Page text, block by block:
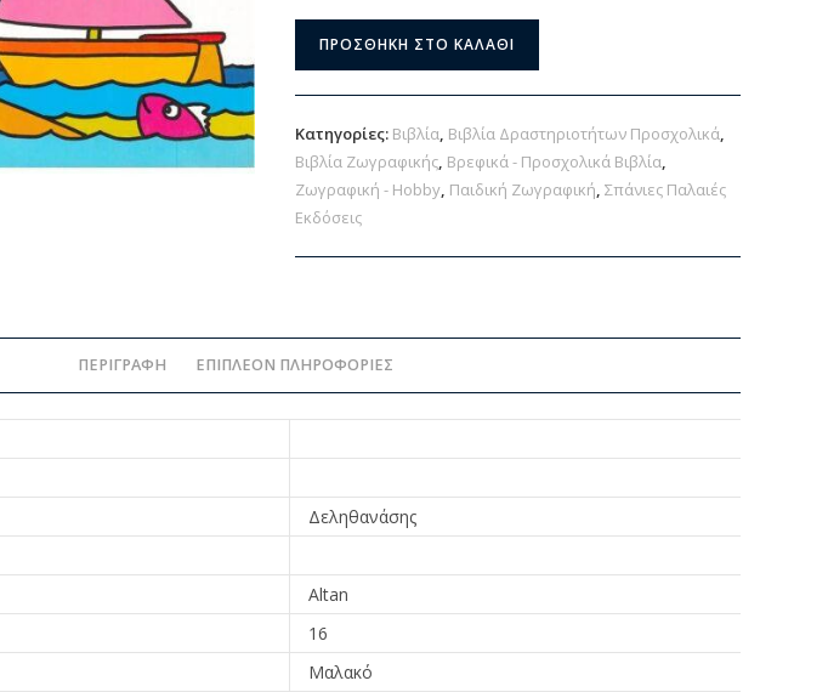
ΠΡΟΣΘΉΚΗ ΣΤΟ ΚΑΛΆΘΙ
Κατηγορίες: Βιβλία, Βιβλία Δραστηριοτήτων Προσχολικά,
Βιβλία Ζωγραφικής, Βρεφικά - Προσχολικά Βιβλία,
Ζωγραφική - Hobby, Παιδική Ζωγραφική,Σπάνιες Παλαιές
Εκδόσεις
ΠΕΡΙΓΡΑΦΉ ΕΠΙΠΛΈΟΝ ΠΛΗΡΟΦΟΡΊΕΣ
Δεληθανάσης
Altan
16
Μαλακό